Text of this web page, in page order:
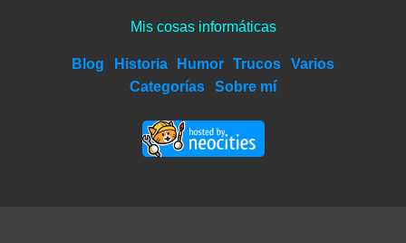
Mis cosas informáticas
Blog Historia Humor Trucos
Varios
Categorías
Sobre mí